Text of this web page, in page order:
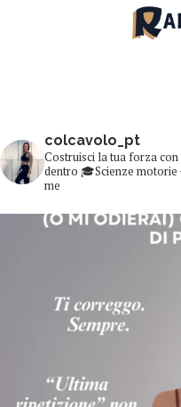
colcavolo_pt
Costruisci la tua forza
dentro 🎓Scienze
me